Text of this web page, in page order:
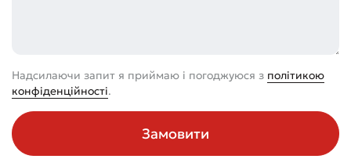
Надсилаючи запит я приймаю і погоджуюся з політикою
конфіденційності.
Замовити